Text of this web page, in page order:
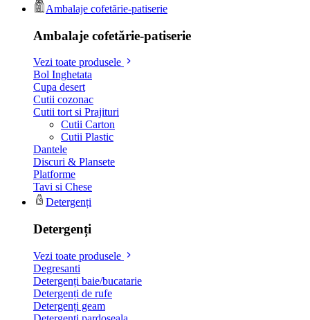
Ambalaje cofetărie-patiserie
Ambalaje cofetărie-patiserie
Vezi toate produsele
Bol Inghetata
Cupa desert
Cutii cozonac
Cutii tort si Prajituri
Cutii Carton
Cutii Plastic
Dantele
Discuri & Plansete
Platforme
Tavi si Chese
Detergenți
Detergenți
Vezi toate produsele
Degresanti
Detergenți baie/bucatarie
Detergenți de rufe
Detergenți geam